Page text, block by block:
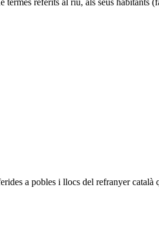
termes referits al riu, als seus habitants
a pobles i llocs del refranyer català